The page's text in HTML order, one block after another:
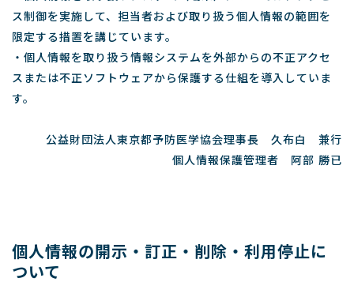
ス制御を実施して、担当者および取り扱う個人情報の範囲を
限定する措置を講じています。
・個人情報を取り扱う情報システムを外部からの不正アクセ
スまたは不正ソフトウェアから保護する仕組を導入していま
す。
公益財団法人東京都予防医学協会理事長 久布白 兼行
個人情報保護管理者 阿部 勝已
個人情報の開示・訂正・削除・利用停止に
ついて